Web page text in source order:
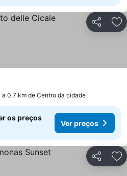
Partilhar
a 0.7 km de Centro da cidade
os preços
Ver preços
Partilhar